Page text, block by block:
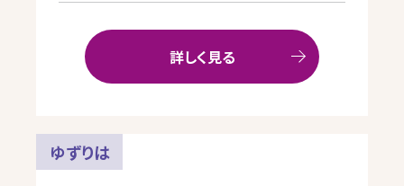
詳しく見る
ゆずりは